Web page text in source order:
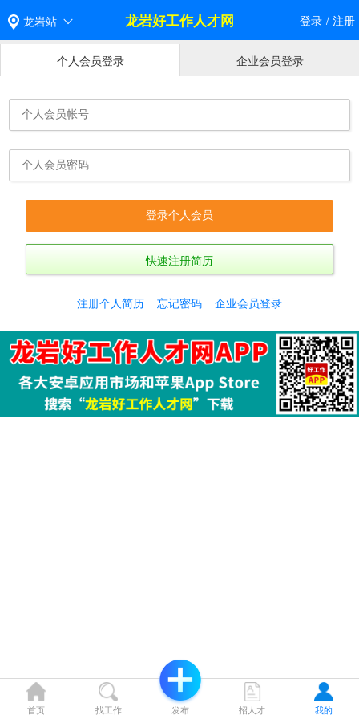
龙岩站 龙岩好工作人才网 登录 / 注册
个人会员登录 企业会员登录
快速注册简历
注册个人简历 忘记密码 企业会员登录
首页 找工作 发布 招人才 我的